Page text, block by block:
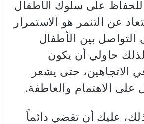
للحفاظ على سلوك الأطفال
عن التنمر هو الاستمرار
بين الأطفال
لذلك حاولي أن يكون
الاتجاهين، حتى يشعر
الاهتمام والعاطفة.
عليك أن تقضي دائماً